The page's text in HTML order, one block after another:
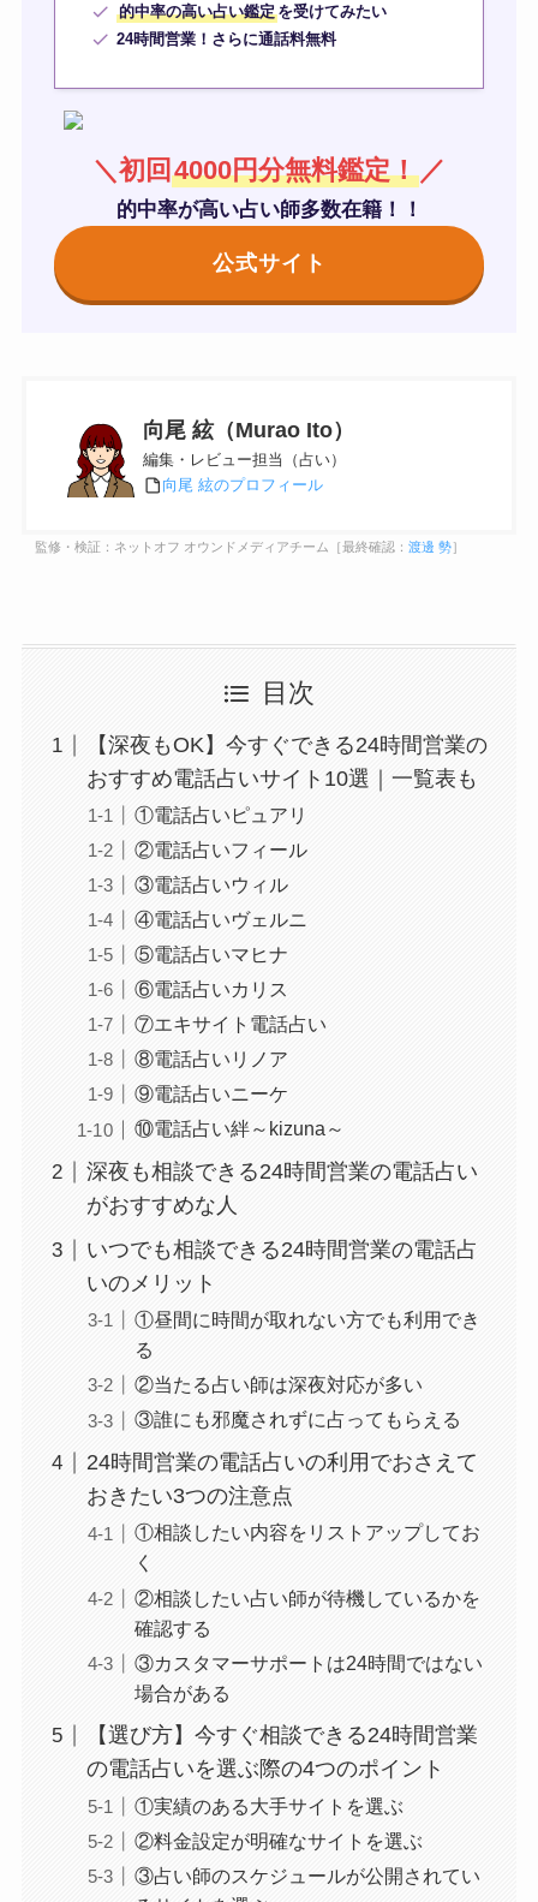
的中率の高い占い鑑定を受けてみたい
24時間営業！さらに通話料無料
＼初回 4000円分無料鑑定！ ／
的中率が高い占い師多数在籍！！
公式サイト
向尾 絃（Murao Ito）
編集・レビュー担当（占い）
向尾 絃のプロフィール
監修・検証：ネットオフ オウンドメディアチーム［最終確認： 渡邊 勢］
目次
【深夜もOK】今すぐできる24時間営業の
おすすめ電話占いサイト10選｜一覧表も
①電話占いピュアリ
②電話占いフィール
③電話占いウィル
④電話占いヴェルニ
⑤電話占いマヒナ
⑥電話占いカリス
⑦エキサイト電話占い
⑧電話占いリノア
⑨電話占いニーケ
⑩電話占い絆～kizuna～
深夜も相談できる24時間営業の電話占い
がおすすめな人
いつでも相談できる24時間営業の電話占
いのメリット
①昼間に時間が取れない方でも利用でき
る
②当たる占い師は深夜対応が多い
③誰にも邪魔されずに占ってもらえる
24時間営業の電話占いの利用でおさえて
おきたい3つの注意点
①相談したい内容をリストアップしてお
く
②相談したい占い師が待機しているかを
確認する
③カスタマーサポートは24時間ではない
場合がある
【選び方】今すぐ相談できる24時間営業
の電話占いを選ぶ際の4つのポイント
①実績のある大手サイトを選ぶ
②料金設定が明確なサイトを選ぶ
③占い師のスケジュールが公開されてい